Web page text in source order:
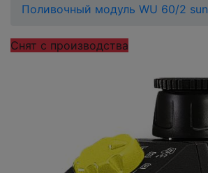
Поливочный модуль WU 60/2 sun
Снят с производства